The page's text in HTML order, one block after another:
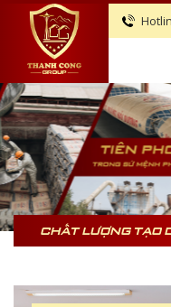
CHẤT LƯỢNG TẠO